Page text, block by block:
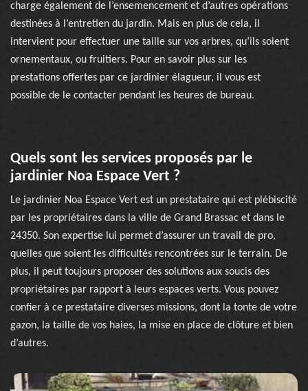
charge également de l’ensemencement et d’autres opérations
destinées à l’entretien du jardin. Mais en plus de cela, il
intervient pour effectuer une taille sur vos arbres, qu’ils soient
ornementaux, ou fruitiers. Pour en savoir plus sur les
prestations offertes par ce jardinier élagueur, il vous est
possible de le contacter pendant les heures de bureau.
Quels sont les services proposés par le
jardinier Noa Espace Vert ?
Le jardinier Noa Espace Vert est un prestataire qui est plébiscité
par les propriétaires dans la ville de Grand Brassac et dans le
24350. Son expertise lui permet d’assurer un travail de pro,
quelles que soient les difficultés rencontrées sur le terrain. De
plus, il peut toujours proposer des solutions aux soucis des
propriétaires par rapport à leurs espaces verts. Vous pouvez
confier à ce prestataire diverses missions, dont la tonte de votre
gazon, la taille de vos haies, la mise en place de clôture et bien
d’autres.